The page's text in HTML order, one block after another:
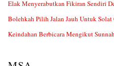
Elak Menyerabutkan Fikiran Sendiri
Bolehkah Pilih Jalan Jauh Untuk Solat
Keindahan Berbicara Mengikut